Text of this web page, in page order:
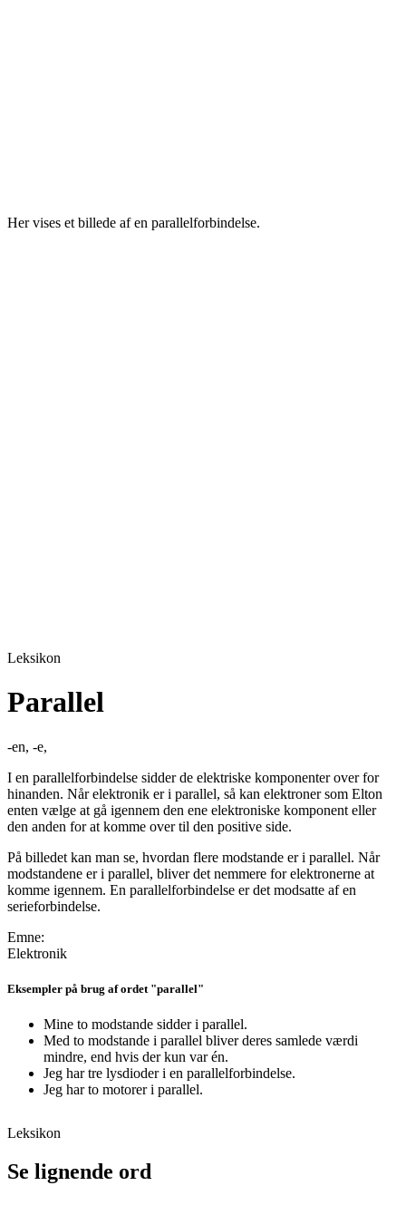
Her vises et billede af en parallelforbindelse.
Leksikon
Parallel
-en, -e,
I en parallelforbindelse sidder de elektriske komponenter over for
hinanden. Når elektronik er i parallel, så kan elektroner som Elton
enten vælge at gå igennem den ene elektroniske komponent eller
den anden for at komme over til den positive side.
På billedet kan man se, hvordan flere modstande er i parallel. Når
modstandene er i parallel, bliver det nemmere for elektronerne at
komme igennem. En parallelforbindelse er det modsatte af en
serieforbindelse.
Emne:
Elektronik
Eksempler på brug af ordet "parallel"
Mine to modstande sidder i parallel.
Med to modstande i parallel bliver deres samlede værdi
mindre, end hvis der kun var én.
Jeg har tre lysdioder i en parallelforbindelse.
Jeg har to motorer i parallel.
Leksikon
Se lignende ord